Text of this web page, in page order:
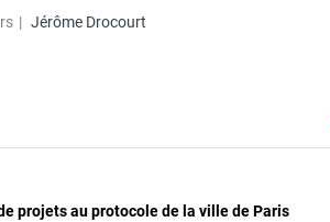
Jérôme Drocourt
projets au protocole de la ville de Paris